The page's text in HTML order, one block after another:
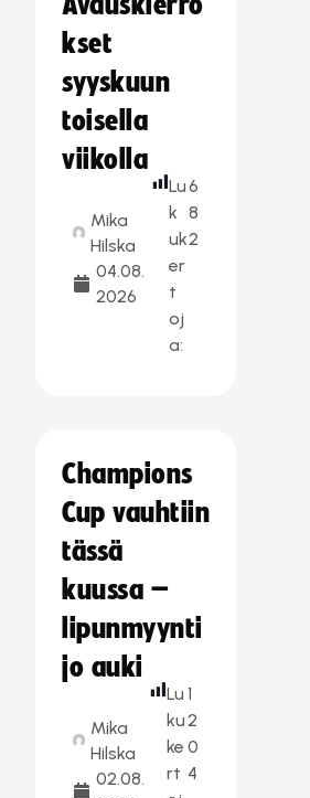
kset
syyskuun
toisella
viikolla
Mika
Hilska
04.08.
2026
Lu
k
uk
er
t
oj
a:
6
8
2
Champions
Cup vauhtiin
tässä
kuussa –
lipunmyynti
jo auki
Mika
Hilska
02.08.
Lu
ku
ke
rt
1
2
0
4